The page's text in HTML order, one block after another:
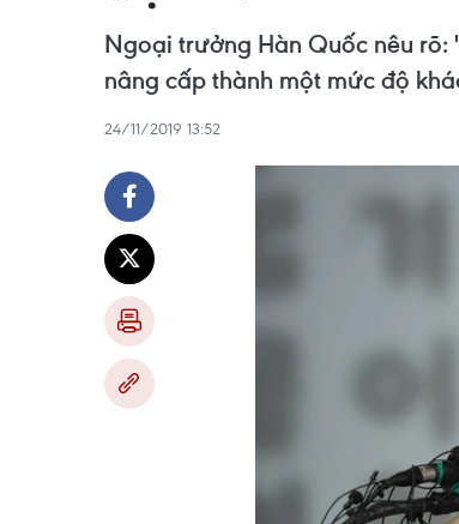
Ngoại trưởng Hàn Quốc nêu rõ:
nâng cấp thành một mức độ
24/11/2019 13:52